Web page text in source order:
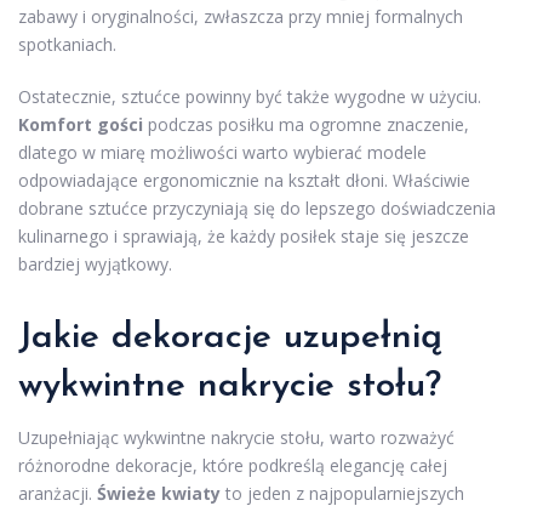
zabawy i oryginalności, zwłaszcza przy mniej formalnych
spotkaniach.
Ostatecznie, sztućce powinny być także wygodne w użyciu.
Komfort gości podczas posiłku ma ogromne znaczenie,
dlatego w miarę możliwości warto wybierać modele
odpowiadające ergonomicznie na kształt dłoni. Właściwie
dobrane sztućce przyczyniają się do lepszego doświadczenia
kulinarnego i sprawiają, że każdy posiłek staje się jeszcze
bardziej wyjątkowy.
Jakie dekoracje uzupełnią
wykwintne nakrycie stołu?
Uzupełniając wykwintne nakrycie stołu, warto rozważyć
różnorodne dekoracje, które podkreślą elegancję całej
aranżacji. Świeże kwiaty to jeden z najpopularniejszych